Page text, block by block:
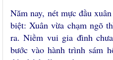
Năm nay, nét mực đầu
biệt: Xuân vừa chạm ngõ
ra. Niềm vui gia đình
bước vào hành trình sám